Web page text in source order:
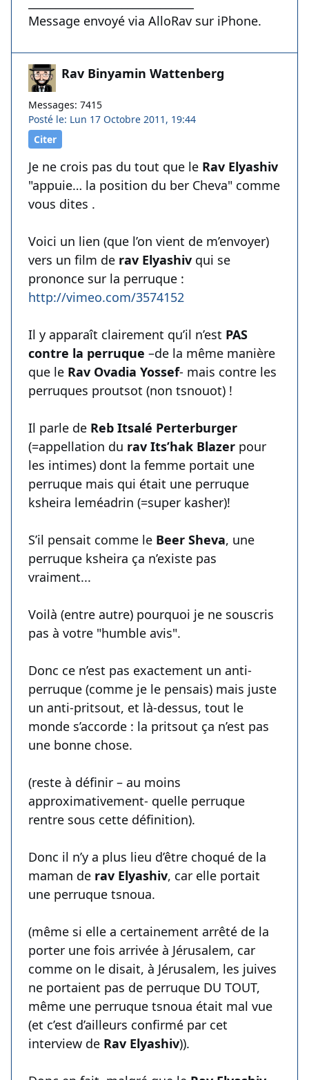
Message envoyé via AlloRav sur iPhone.
Rav Binyamin Wattenberg
Messages: 7415
Posté le: Lun 17 Octobre 2011, 19:44
Citer
Je ne crois pas du tout que le Rav Elyashiv
"appuie… la position du ber Cheva" comme
vous dites .
Voici un lien (que l’on vient de m’envoyer)
vers un film de rav Elyashiv qui se
prononce sur la perruque :
http://vimeo.com/3574152
Il y apparaît clairement qu’il n’est PAS
contre la perruque –de la même manière
que le Rav Ovadia Yossef- mais contre les
perruques proutsot (non tsnouot) !
Il parle de Reb Itsalé Perterburger
(=appellation du rav Its’hak Blazer pour
les intimes) dont la femme portait une
perruque mais qui était une perruque
ksheira leméadrin (=super kasher)!
S’il pensait comme le Beer Sheva, une
perruque ksheira ça n’existe pas
vraiment...
Voilà (entre autre) pourquoi je ne souscris
pas à votre "humble avis".
Donc ce n’est pas exactement un anti-
perruque (comme je le pensais) mais juste
un anti-pritsout, et là-dessus, tout le
monde s’accorde : la pritsout ça n’est pas
une bonne chose.
(reste à définir – au moins
approximativement- quelle perruque
rentre sous cette définition).
Donc il n’y a plus lieu d’être choqué de la
maman de rav Elyashiv, car elle portait
une perruque tsnoua.
(même si elle a certainement arrêté de la
porter une fois arrivée à Jérusalem, car
comme on le disait, à Jérusalem, les juives
ne portaient pas de perruque DU TOUT,
même une perruque tsnoua était mal vue
(et c’est d’ailleurs confirmé par cet
interview de Rav Elyashiv)).